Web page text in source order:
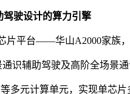
驾驶设计的算力引擎
片平台——华山A2000家族，
通识辅助驾驶及高阶全场景
多元计算单元，实现单芯